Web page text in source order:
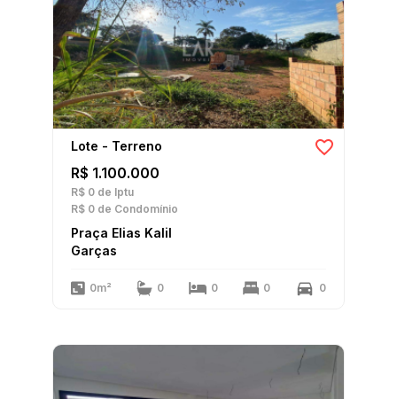
Lote - Terreno
R$ 1.100.000
R$ 0 de Iptu
R$ 0 de Condomínio
Praça Elias Kalil
Garças
0m² 0 0 0 0